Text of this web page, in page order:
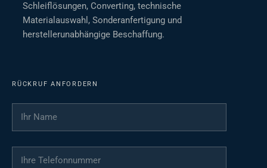
Schleiflösungen, Converting, technische
Materialauswahl, Sonderanfertigung und
herstellerunabhängige Beschaffung.
RÜCKRUF ANFORDERN
Ihr Name
Ihre Telefonnummer